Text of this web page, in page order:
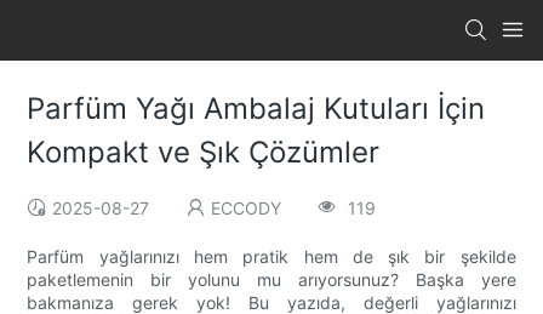
Parfüm Yağı Ambalaj Kutuları İçin
Kompakt ve Şık Çözümler
2025-08-27 ECCODY 119
Parfüm yağlarınızı hem pratik hem de şık bir şekilde
paketlemenin bir yolunu mu arıyorsunuz? Başka yere
bakmanıza gerek yok! Bu yazıda, değerli yağlarınızı